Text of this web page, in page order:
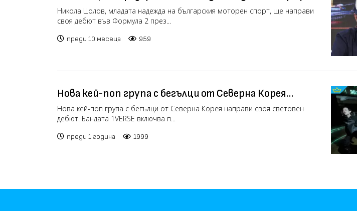
1 (видео)
Никола Цолов, младата надежда на българския моторен спорт, ще направи
своя дебют във Формула 2 през...
преди 10 месеца 959
Нова кей-поп група с бегълци от Северна Корея
направи своя световен дебют
Нова кей-поп група с бегълци от Северна Корея направи своя световен
дебют. Бандата 1VERSE включва п...
преди 1 година 1999